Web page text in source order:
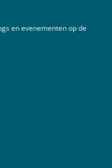
en evenementen op de